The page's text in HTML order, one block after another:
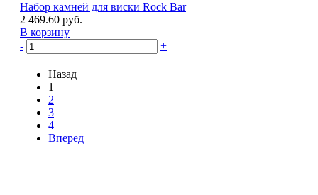
Набор камней для виски Rock Bar
2 469.60 руб.
В корзину
-
+
Назад
1
2
3
4
Вперед